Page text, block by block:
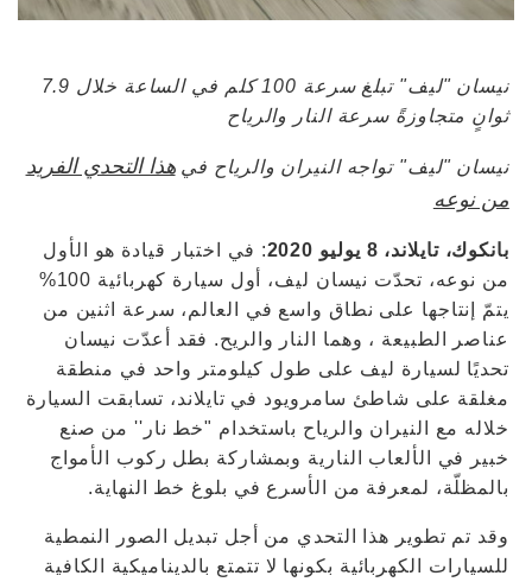
نيسان "ليف" تبلغ سرعة 100 كلم في الساعة خلال 7.9
ثوانٍ متجاوزةً سرعة النار والرياح
نيسان "ليف" تواجه النيران والرياح فيهذا التحدي الفريد
من نوعه
بانكوك، تايلاند، 8 يوليو 2020
: في اختبار قيادة هو الأول
من نوعه، تحدّت نيسان ليف، أول سيارة كهربائية 100%
يتمّ إنتاجها على نطاق واسع في العالم، سرعة اثنين من
عناصر الطبيعة ، وهما النار والريح. فقد أعدّت نيسان
تحديًا لسيارة ليف على طول كيلومتر واحد في منطقة
مغلقة على شاطئ سامرويود في تايلاند، تسابقت السيارة
خلاله مع النيران والرياح باستخدام "خط نار'' من صنع
خبير في الألعاب النارية وبمشاركة بطل ركوب الأمواج
بالمظلّة، لمعرفة من الأسرع في بلوغ خط النهاية.
وقد تم تطوير هذا التحدي من أجل تبديل الصور النمطية
للسيارات الكهربائية بكونها لا تتمتع بالديناميكية الكافية